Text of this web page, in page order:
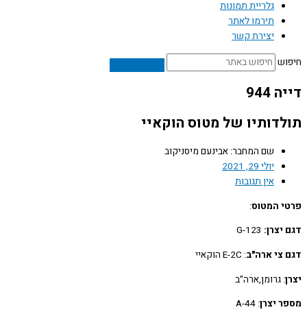
גלריית תמונות
תירמו לאתר
יצירת קשר
של מטוס הוקאיי
שם המחבר: אבינעם מיסניקוב
יולי 29, 2021
אין תגובות
המטוס:
ארה"ב: E-2C הוקאיי
: גרומן,ארה"ב
יצרן: A-44